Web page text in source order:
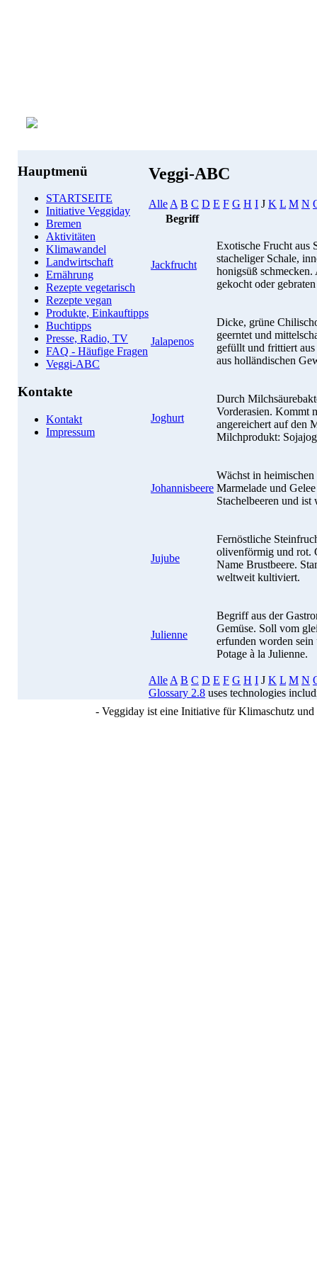
Hauptmenü
STARTSEITE
Initiative Veggiday
Bremen
Aktivitäten
Klimawandel
Landwirtschaft
Ernährung
Rezepte vegetarisch
Rezepte vegan
Produkte, Einkauftipps
Buchtipps
Presse, Radio, TV
FAQ - Häufige Fragen
Veggi-ABC
Kontakte
Kontakt
Impressum
Veggi-ABC
Alle A B C D E F G H I J K L M N
Begriff
Jackfrucht
Exotische Frucht aus
stacheliger Schale,
honigsüß
gekocht oder
Jalapenos
Dicke, grüne
geerntet und
gefüllt und frittiert
aus holländischen
Joghurt
Durch
Vorderasien. Kommt
angereichert auf den
Milchprodukt:
Johannisbeere
Wächst in
Marmelade und
Stachelbeeren und
Jujube
Fernöstliche
olivenförmig und rot.
Name Brustbeere.
weltweit kultiviert.
Julienne
Begriff aus der
Gemüse. Soll vom
erfunden worden sein
Potage à la Julienne.
Alle A B C D E F G H I J K L M N
Glossary 2.8 uses technologies
- Veggiday ist eine Initiative für Klimaschutz